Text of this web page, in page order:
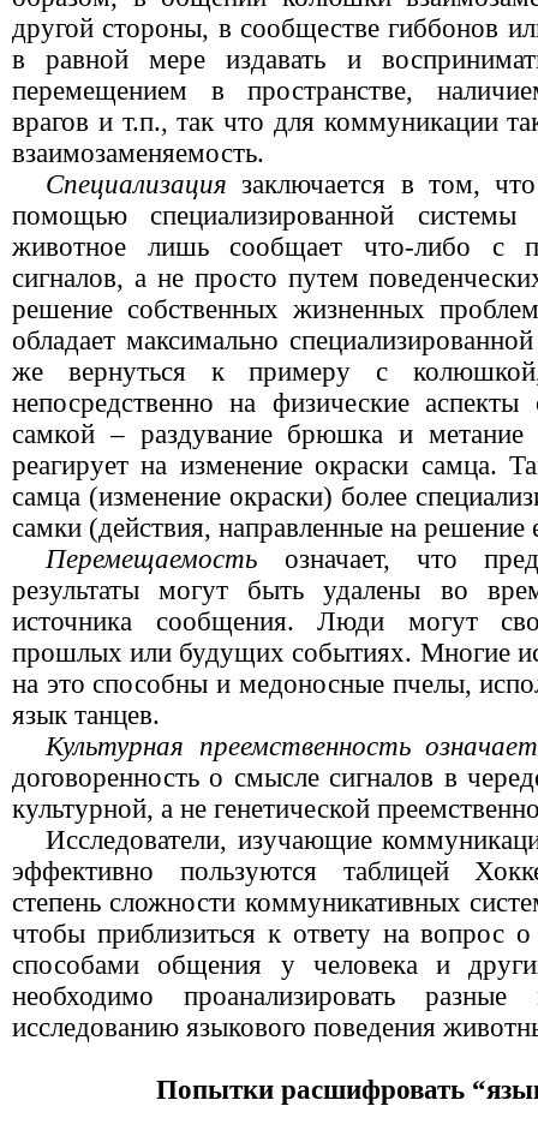
другой стороны, в сообществе гиббонов
в равной мере издавать и
перемещением в пространстве,
врагов и т.п., так что для коммуникации
взаимозаменяемость.
Специализациязаключается в том,
помощью специализированной
животное лишь сообщает что-либо с
сигналов, а не просто путем
решение собственных жизненных
обладает максимально
же вернуться к примеру с
непосредственно на физические
самкой – раздувание брюшка и
реагирует на изменение окраски самца.
самца (изменение окраски) более
самки (действия, направленные на
Перемещаемость означает, что
результаты могут быть удалены во
источника сообщения. Люди могут
прошлых или будущих событиях. Многие
на это способны и медоносные пчелы,
язык танцев.
Культурная преемственность означает
договоренность о смысле сигналов в
культурной, а не генетической
Исследователи, изучающие
эффективно пользуются таблицей
степень сложности коммуникативных
чтобы приблизиться к ответу на вопрос
способами общения у человека и
необходимо проанализировать
исследованию языкового поведения
Попытки расшифровать